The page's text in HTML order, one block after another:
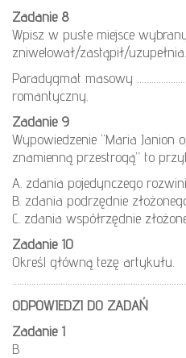
Zadanie 8
Wpisz w puste miejsce
zniwelował/zastąpił/uzupełnia.
Paradygmat masowy
romantyczny.
Zadanie 9
Wypowiedzenie “Maria Janion
znamienną przestrogą” to
A. zdania pojedynczego
B. zdania podrzędnie
C. zdania współrzędnie
Zadanie 10
Określ główną tezę artykułu.
ODPOWIEDZI DO ZADAŃ
Zadanie 1
B